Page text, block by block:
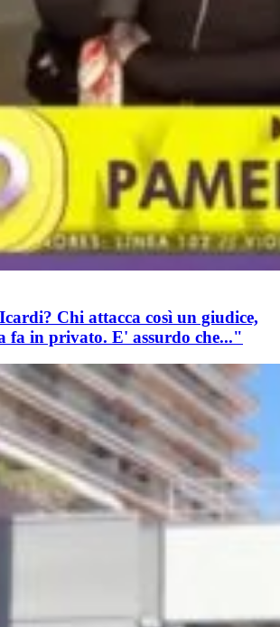
Chi attacca così un giudice,
fa in privato. E' assurdo che..."